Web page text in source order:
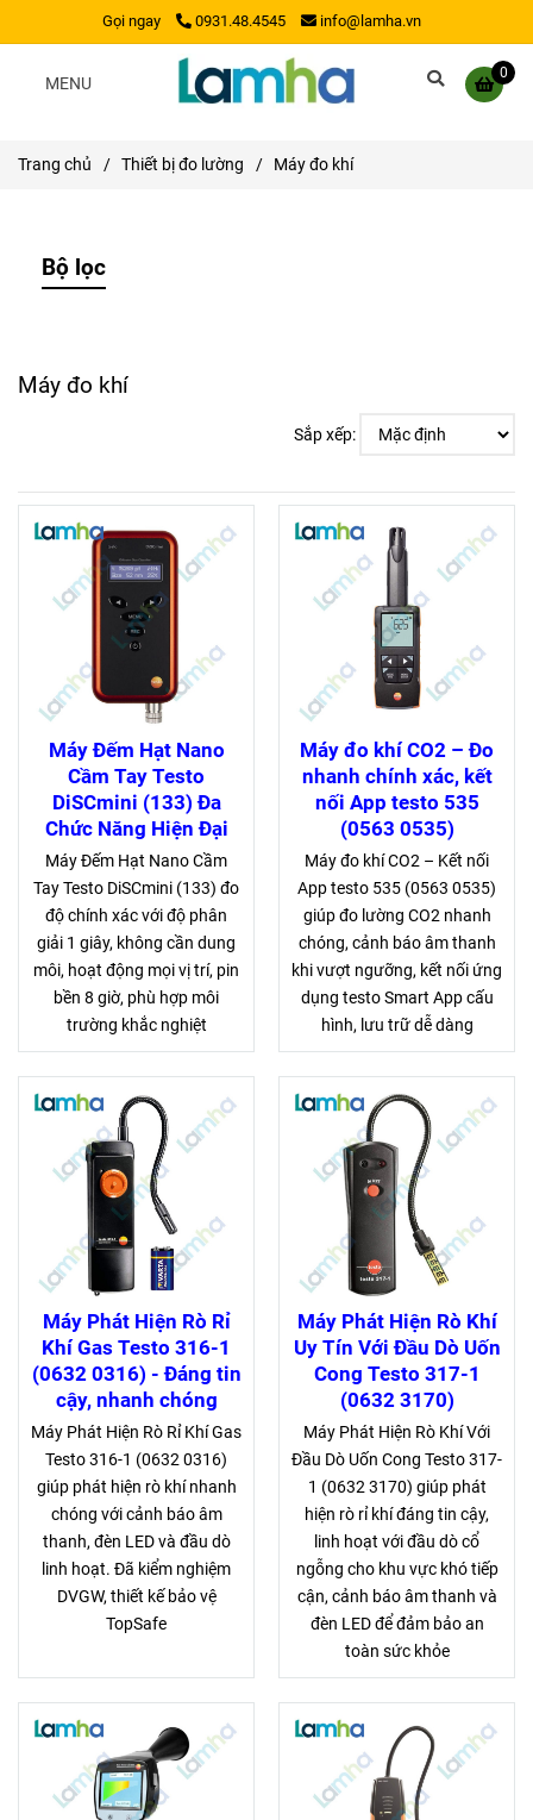
Gọi ngay 0931.48.4545 info@lamha.vn
0
MENU
Trang chủ / Thiết bị đo lường / Máy đo khí
Bộ lọc
Máy đo khí
Sắp xếp:
Máy Đếm Hạt Nano
Cầm Tay Testo
DiSCmini (133) Đa
Chức Năng Hiện Đại
Máy Đếm Hạt Nano Cầm
Tay Testo DiSCmini (133) đo
độ chính xác với độ phân
giải 1 giây, không cần dung
môi, hoạt động mọi vị trí, pin
bền 8 giờ, phù hợp môi
trường khắc nghiệt
Máy đo khí CO2 – Đo
nhanh chính xác, kết
nối App testo 535
(0563 0535)
Máy đo khí CO2 – Kết nối
App testo 535 (0563 0535)
giúp đo lường CO2 nhanh
chóng, cảnh báo âm thanh
khi vượt ngưỡng, kết nối ứng
dụng testo Smart App cấu
hình, lưu trữ dễ dàng
Máy Phát Hiện Rò Rỉ
Khí Gas Testo 316-1
(0632 0316) - Đáng tin
cậy, nhanh chóng
Máy Phát Hiện Rò Rỉ Khí Gas
Testo 316-1 (0632 0316)
giúp phát hiện rò khí nhanh
chóng với cảnh báo âm
thanh, đèn LED và đầu dò
linh hoạt. Đã kiểm nghiệm
DVGW, thiết kế bảo vệ
TopSafe
Máy Phát Hiện Rò Khí
Uy Tín Với Đầu Dò Uốn
Cong Testo 317-1
(0632 3170)
Máy Phát Hiện Rò Khí Với
Đầu Dò Uốn Cong Testo 317-
1 (0632 3170) giúp phát
hiện rò rỉ khí đáng tin cậy,
linh hoạt với đầu dò cổ
ngỗng cho khu vực khó tiếp
cận, cảnh báo âm thanh và
đèn LED để đảm bảo an
toàn sức khỏe